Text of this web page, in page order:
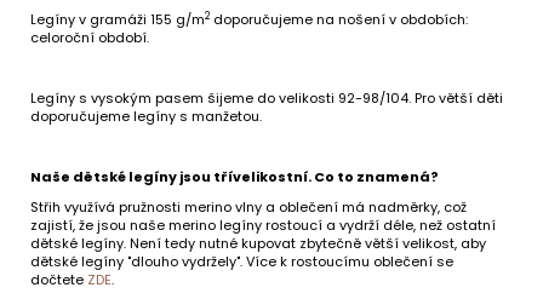
Legíny v gramáži 155 g/m2 doporučujeme na nošení v obdobích:
celoroční období.
Legíny s vysokým pasem šijeme do velikosti 92-98/104. Pro větší děti
doporučujeme legíny s manžetou.
Naše dětské legíny jsou třívelikostní. Co to znamená?
Střih využívá pružnosti merino vlny a oblečení má nadměrky, což
zajistí, že jsou naše merino legíny rostoucí a vydrží déle, než ostatní
dětské legíny. Není tedy nutné kupovat zbytečně větší velikost, aby
dětské legíny "dlouho vydržely". Více k rostoucímu oblečení se
dočtete ZDE.